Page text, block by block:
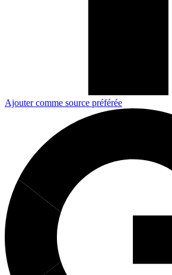
Ajouter comme source préférée